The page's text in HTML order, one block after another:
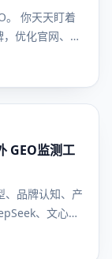
。 你天天盯着
优化官网、发
面霜不踩
GEO监测工
、品牌认知、产
、文心一
动推荐自家品